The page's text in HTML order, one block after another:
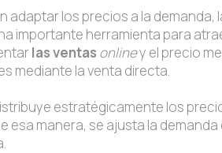
adaptar los precios a la
importante herramienta para
las ventas onliney el precio
mediante la venta directa.
estratégicamente los
esa manera, se ajusta la